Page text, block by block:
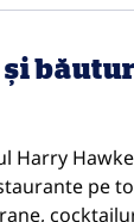
și
Harry
pe